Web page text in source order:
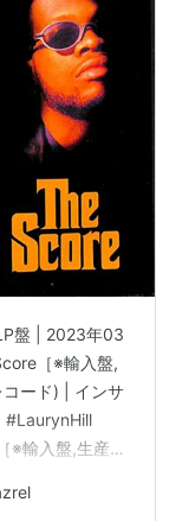
盤 | 2023年03
［※輸入盤,
ード) | インサ
#LaurynHill
※輸入盤,生産
白いモヤ有］